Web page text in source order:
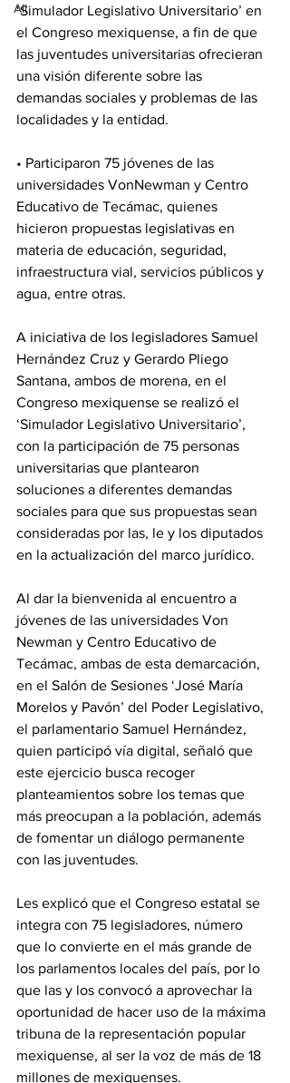
All
‘Simulador Legislativo Universitario’ en
el Congreso mexiquense, a fin de que
las juventudes universitarias ofrecieran
una visión diferente sobre las
demandas sociales y problemas de las
localidades y la entidad.
• Participaron 75 jóvenes de las
universidades VonNewman y Centro
Educativo de Tecámac, quienes
hicieron propuestas legislativas en
materia de educación, seguridad,
infraestructura vial, servicios públicos y
agua, entre otras.
A iniciativa de los legisladores Samuel
Hernández Cruz y Gerardo Pliego
Santana, ambos de morena, en el
Congreso mexiquense se realizó el
‘Simulador Legislativo Universitario’,
con la participación de 75 personas
universitarias que plantearon
soluciones a diferentes demandas
sociales para que sus propuestas sean
consideradas por las, le y los diputados
en la actualización del marco jurídico.
Al dar la bienvenida al encuentro a
jóvenes de las universidades Von
Newman y Centro Educativo de
Tecámac, ambas de esta demarcación,
en el Salón de Sesiones ‘José María
Morelos y Pavón’ del Poder Legislativo,
el parlamentario Samuel Hernández,
quien participó vía digital, señaló que
este ejercicio busca recoger
planteamientos sobre los temas que
más preocupan a la población, además
de fomentar un diálogo permanente
con las juventudes.
Les explicó que el Congreso estatal se
integra con 75 legisladores, número
que lo convierte en el más grande de
los parlamentos locales del país, por lo
que las y los convocó a aprovechar la
oportunidad de hacer uso de la máxima
tribuna de la representación popular
mexiquense, al ser la voz de más de 18
millones de mexiquenses.